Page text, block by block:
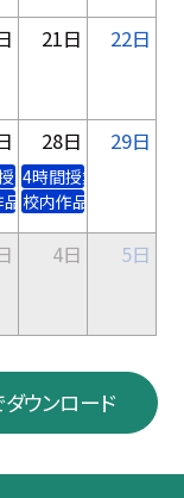
21日 22日
業
品展
28日
4時間授業
校内作品展
29日
4日 5日
ウンロード